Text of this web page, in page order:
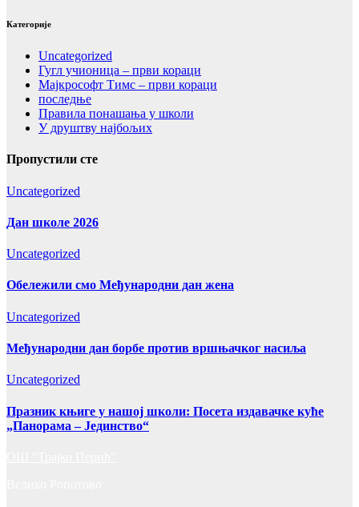
Категорије
Uncategorized
Гугл учионица – први кораци
Мајкрософт Тимс – први кораци
последње
Правила понашања у школи
У друштву најбољих
Пропустили сте
Uncategorized
Дан школе 2026
Uncategorized
Обележили смо Међународни дан жена
Uncategorized
Међународни дан борбе против вршњачког насиља
Uncategorized
Празник књиге у нашој школи: Посета издавачке куће
„Панорама – Јединство“